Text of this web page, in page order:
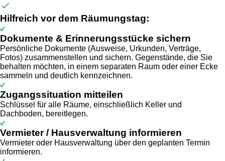
Hilfreich vor dem Räumungstag:
Dokumente & Erinnerungsstücke sichern
Persönliche Dokumente (Ausweise, Urkunden, Verträge,
Fotos) zusammenstellen und sichern. Gegenstände, die Sie
behalten möchten, in einem separaten Raum oder einer Ecke
sammeln und deutlich kennzeichnen.
Zugangssituation mitteilen
Schlüssel für alle Räume, einschließlich Keller und
Dachboden, bereitlegen.
Vermieter / Hausverwaltung informieren
Vermieter oder Hausverwaltung über den geplanten Termin
informieren.